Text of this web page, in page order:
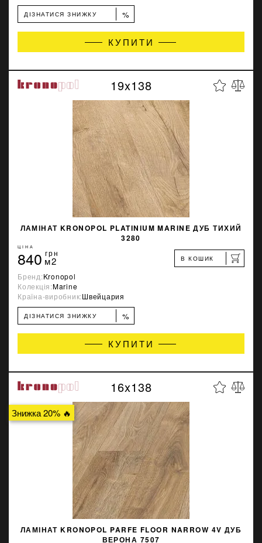
ДІЗНАТИСЯ ЗНИЖКУ %
КУПИТИ
19x138
ЛАМІНАТ KRONOPOL PLATINIUM MARINE ДУБ ТИХИЙ
3280
ЦІНА
840 грн
м2 В КОШИК
Бренд:Kronopol
Колекція:Marine
Країна-виробник:Швейцария
ДІЗНАТИСЯ ЗНИЖКУ %
КУПИТИ
Знижка 20% 🔥
16x138
ЛАМІНАТ KRONOPOL PARFE FLOOR NARROW 4V ДУБ
ВЕРОНА 7507